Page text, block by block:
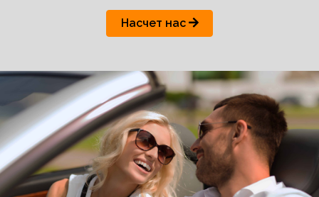
Насчет нас